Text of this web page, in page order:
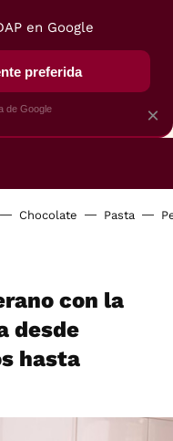
AIRE GUÍAS DE
Chocolate Pasta
con la
desde
hasta
×
en Google
preferida
de Google